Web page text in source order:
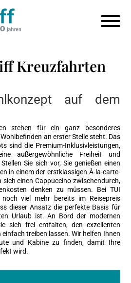
Kreuzfahrten
auf dem
stehen für ein ganz besonderes
an erster Stelle steht. Das
sind die Premium-Inklusivleistungen,
außergewöhnliche Freiheit und
Sie sich vor, Sie genießen einen
in einem der erstklassigen À-la-carte-
einen Cappuccino zwischendurch,
denken zu müssen. Bei TUI
viel mehr bereits im Reisepreis
dieser Ansatz die perfekte Basis für
Urlaub ist. An Bord der modernen
sich frei entfalten, den exzellenten
einfach treiben lassen. Wir helfen Ihnen
und Kabine zu finden, damit Ihre
wird.